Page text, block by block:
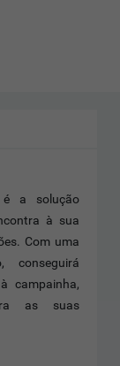
é a solução
à sua
Com uma
conseguirá
campainha,
as suas